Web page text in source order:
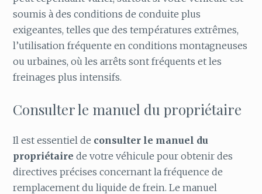
soumis à des conditions de conduite plus
exigeantes, telles que des températures extrêmes,
l’utilisation fréquente en conditions montagneuses
ou urbaines, où les arrêts sont fréquents et les
freinages plus intensifs.
Consulter le manuel du propriétaire
Il est essentiel de consulter le manuel du
propriétaire de votre véhicule pour obtenir des
directives précises concernant la fréquence de
remplacement du liquide de frein. Le manuel